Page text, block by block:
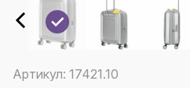
Артикул: 17421.10